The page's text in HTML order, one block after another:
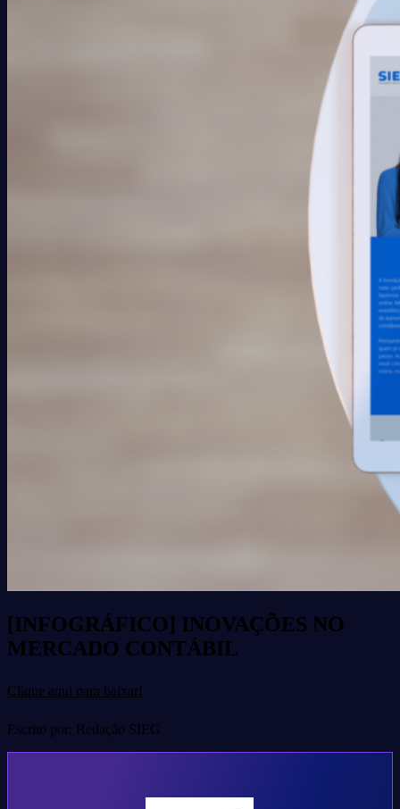
[INFOGRÁFICO] INOVAÇÕES NO
MERCADO CONTÁBIL
Clique aqui para baixar!
Escrito por: Redação SIEG